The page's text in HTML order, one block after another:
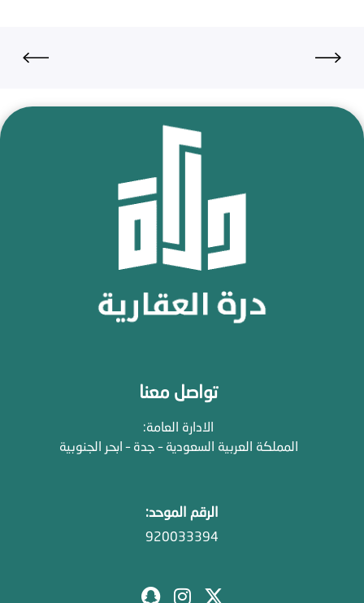
تواصل معنا
الادارة العامة:
المملكة العربية السعودية – جدة – ابحر الجنوبية
الرقم الموحد:
920033394